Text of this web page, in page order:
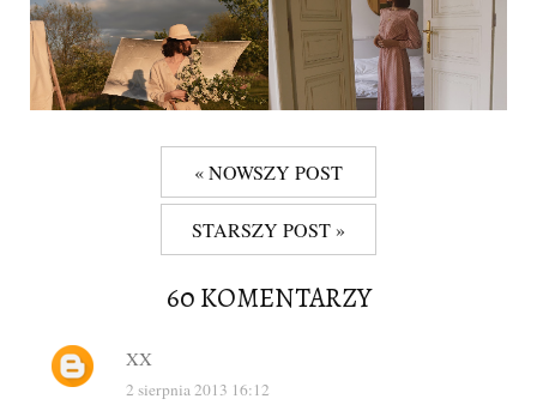
« NOWSZY POST
STARSZY POST »
60 KOMENTARZY
XX
2 sierpnia 2013 16:12